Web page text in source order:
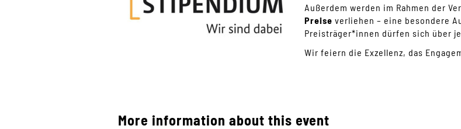
Außerdem werden im Rahmen der
Preise verliehen – eine besondere
Preisträger*innen dürfen sich über
Wir feiern die Exzellenz, das
More information about this event